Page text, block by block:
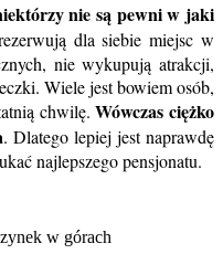
nie są pewni w jaki
dla siebie miejsc w
nie wykupują atrakcji,
Wiele jest bowiem osób,
chwilę.Wówczas ciężko
. Dlatego lepiej jest naprawdę
najlepszego pensjonatu.
w górach